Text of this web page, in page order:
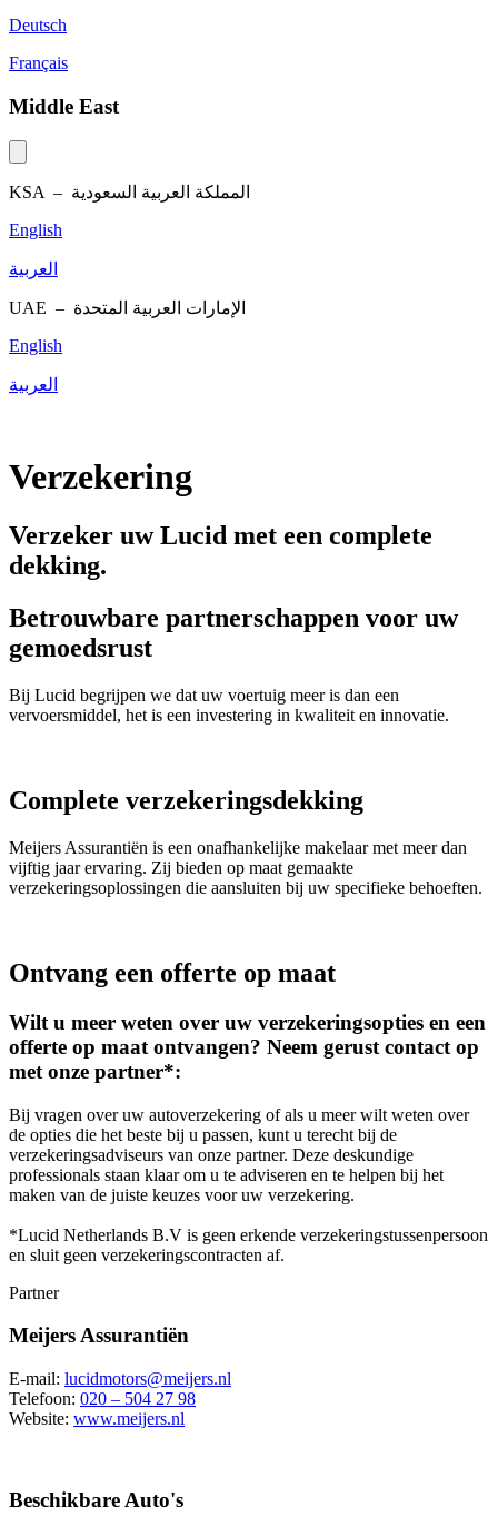
Deutsch
Français
Middle East
KSA – المملكة العربية السعودية
English
العربية
UAE – الإمارات العربية المتحدة
English
العربية
Verzekering
Verzeker uw Lucid met een complete
dekking.
Betrouwbare partnerschappen voor uw
gemoedsrust
Bij Lucid begrijpen we dat uw voertuig meer is dan een
vervoersmiddel, het is een investering in kwaliteit en innovatie.
Complete verzekeringsdekking
Meijers Assurantiën is een onafhankelijke makelaar met meer dan
vijftig jaar ervaring. Zij bieden op maat gemaakte
verzekeringsoplossingen die aansluiten bij uw specifieke behoeften.
Ontvang een offerte op maat
Wilt u meer weten over uw verzekeringsopties en een
offerte op maat ontvangen? Neem gerust contact op
met onze partner*:
Bij vragen over uw autoverzekering of als u meer wilt weten over
de opties die het beste bij u passen, kunt u terecht bij de
verzekeringsadviseurs van onze partner. Deze deskundige
professionals staan klaar om u te adviseren en te helpen bij het
maken van de juiste keuzes voor uw verzekering.
*Lucid Netherlands B.V is geen erkende verzekeringstussenpersoon
en sluit geen verzekeringscontracten af.
Partner
Meijers Assurantiën
E-mail: lucidmotors@meijers.nl
Telefoon: 020 – 504 27 98
Website: www.meijers.nl
Beschikbare Auto's